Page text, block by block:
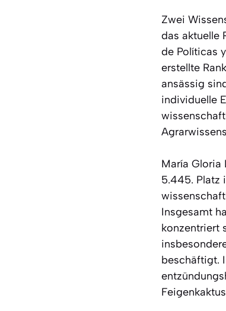
Zwei
das aktuelle
de Políticas
erstellte
ansässig
individuelle
María Gloria
5.445. Platz
Insgesamt
konzentriert
beschäftigt.